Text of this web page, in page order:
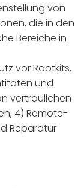
von
die in den
Bereiche in
vor Rootkits,
und
vertraulichen
4) Remote-
Reparatur